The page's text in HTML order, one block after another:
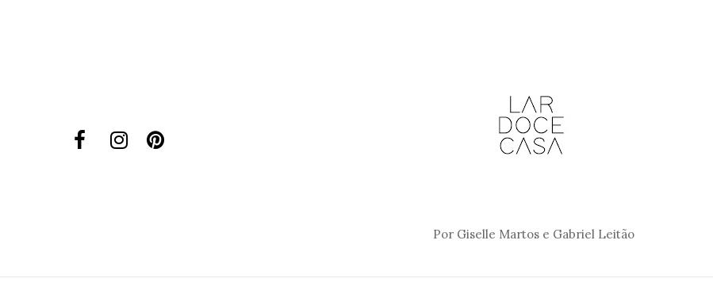
Por Giselle Martos e Gabriel Leitão